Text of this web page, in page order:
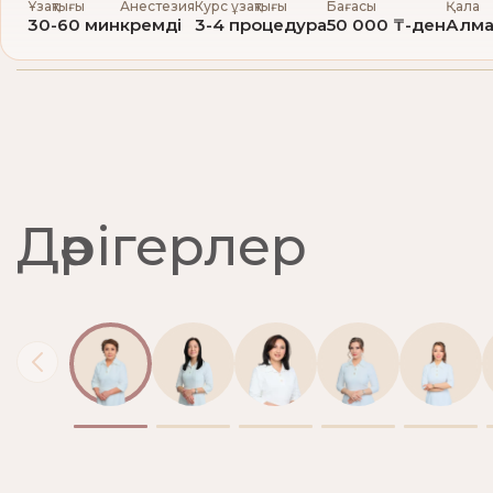
Ұзақтығы
30-60 мин
Анестезия
кремді
Курс ұзақтығы
3-4 процедура
Бағасы
50 000 ₸-ден
Қала
Дәрігерлер